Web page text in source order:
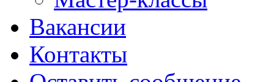
Вакансии
Контакты